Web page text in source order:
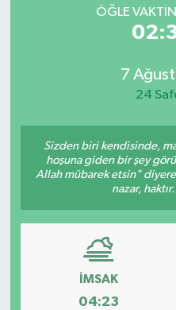
ÖĞLE
7
24
Sizden biri kendisinde,
hoşuna giden bir şey
Allah mübarek etsin"
nazar,
İMSAK
04:23
ÇEVRE
RESMİ İLANLAR
KÜLTÜR
Tüm Manşetler
Son Dakika Haberleri